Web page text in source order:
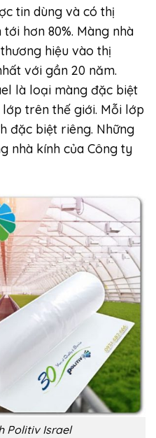
tin dùng và có thị
hơn 80%. Màng nhà
hiệu vào thị
với gần 20 năm.
là loại màng đặc biệt
trên thế giới. Mỗi lớp
đặc biệt riêng. Những
nhà kính của Công ty
Politiv Israel